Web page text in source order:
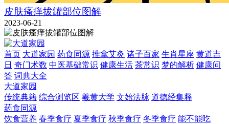
皮肤瘙痒拔罐部位图解
2023-06-21
首页 大道家园 药食同源 推拿艾灸 诸子百家 生肖星座 黄道吉
日 奇门术数 中医基础常识 健康生活 茶常识 梦的解析 健康问
答 词典大全
大道家园
传统典籍 综合浏览区 羲黄大学 文始法脉 道德经集释
药食同源
饮食营养 春季食疗 夏季食疗 秋季食疗 冬季食疗 能不能吃